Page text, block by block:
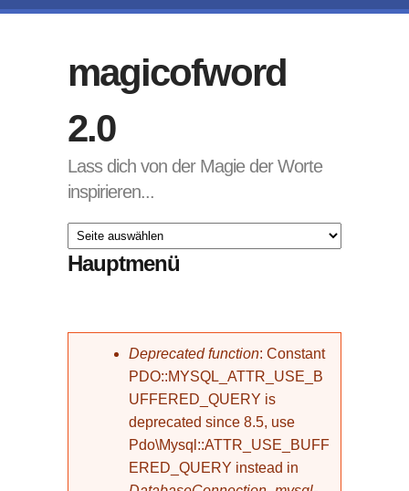
magicofword
2.0
Lass dich von der Magie der Worte
inspirieren...
Hauptmenü
Fehlermeldung
Deprecated function: Constant
PDO::MYSQL_ATTR_USE_B
UFFERED_QUERY is
deprecated since 8.5, use
Pdo\Mysql::ATTR_USE_BUFF
ERED_QUERY instead in